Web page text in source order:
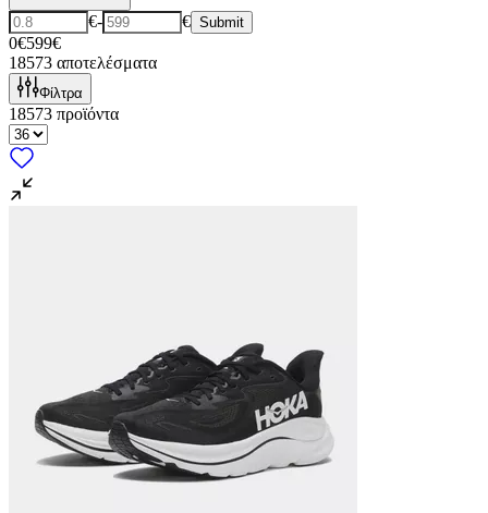
€- € Submit
0€599€
18573 αποτελέσματα
Φίλτρα
18573 προϊόντα